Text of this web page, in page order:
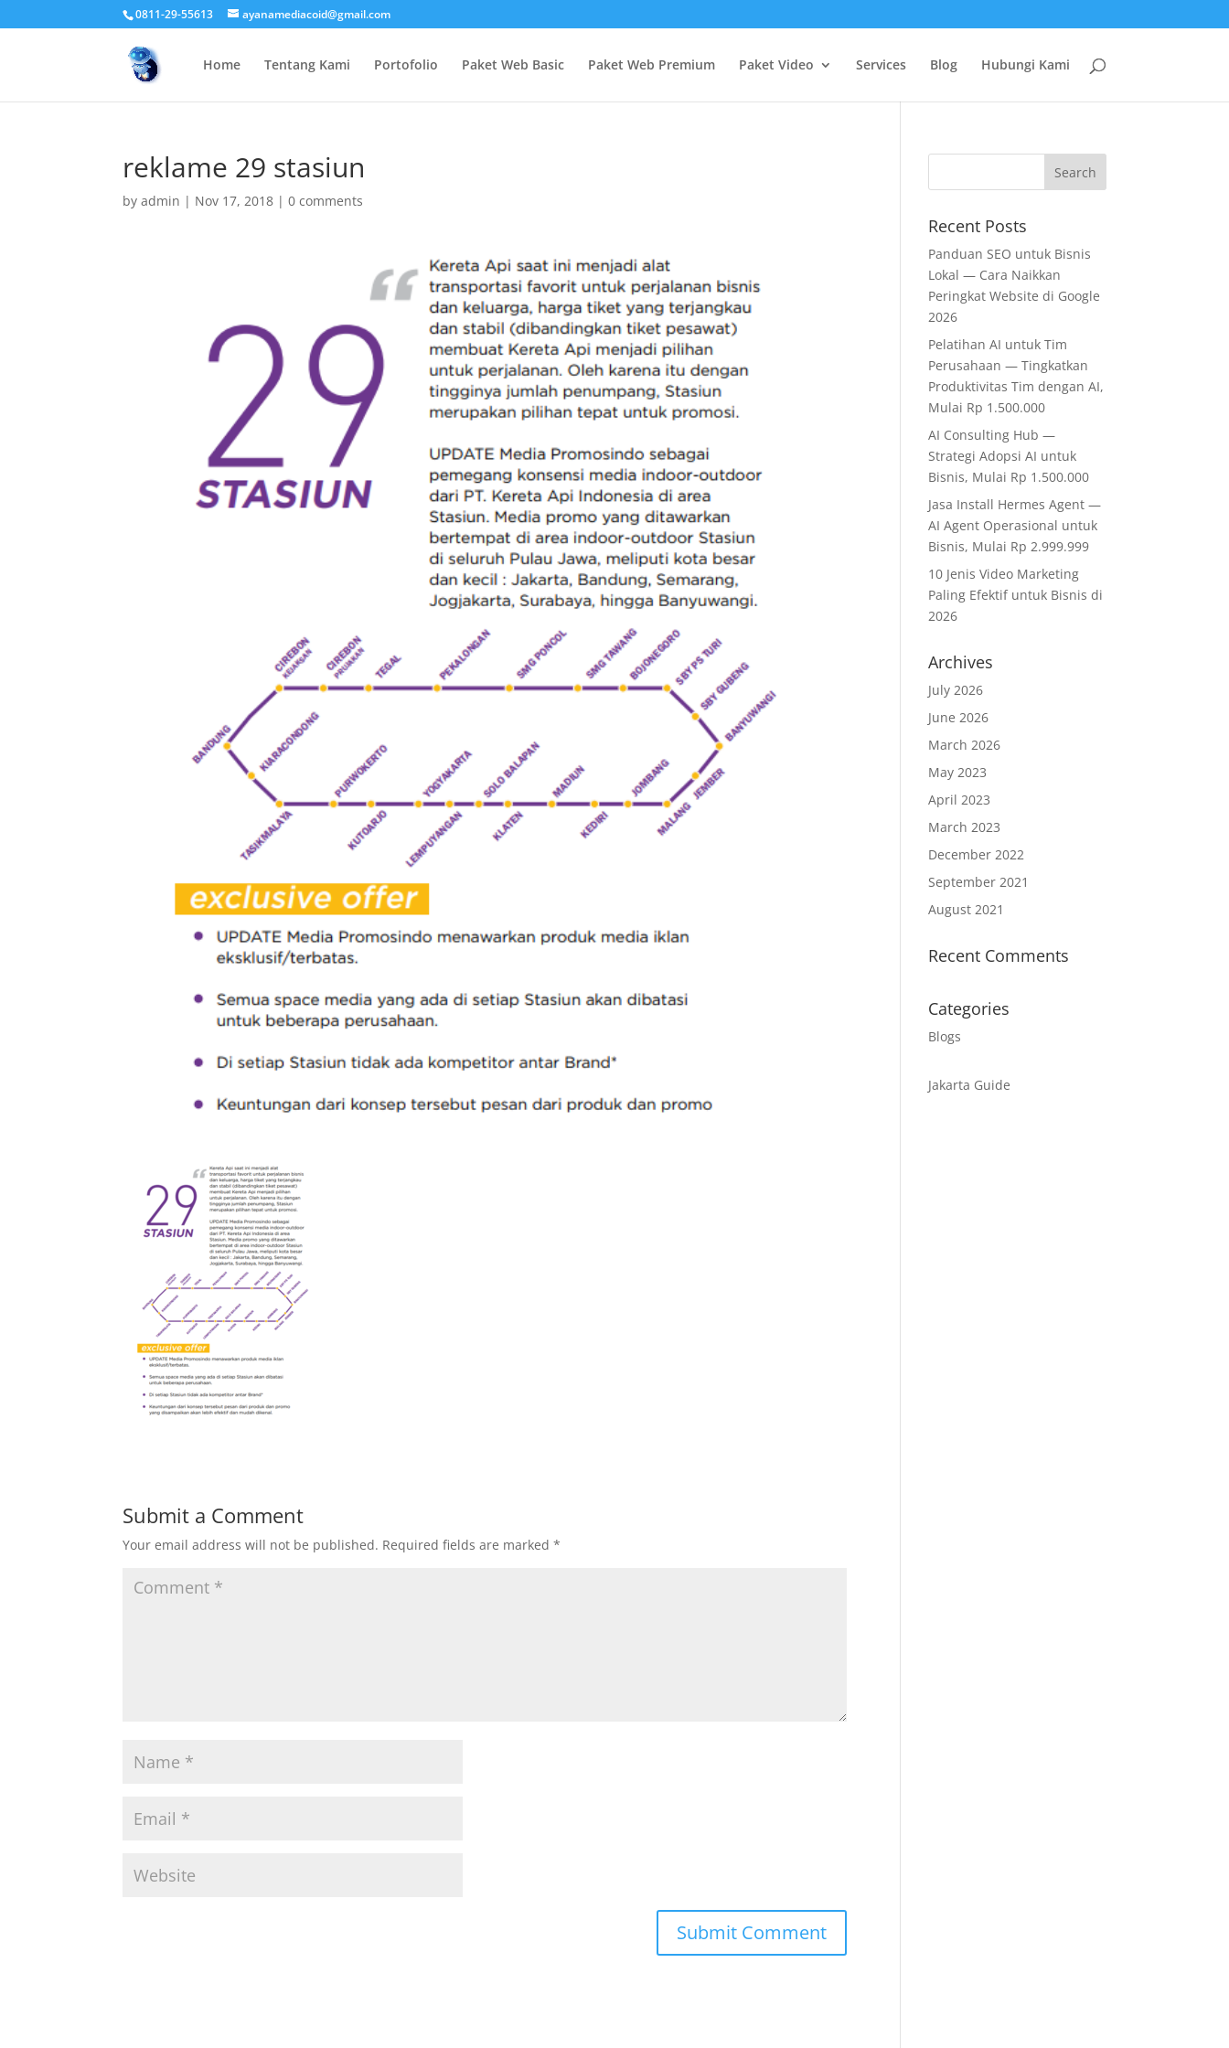
0811-29-55613 ayanamediacoid@gmail.com
Home Tentang Kami Portofolio Paket Web Basic Paket Web Premium Paket Video Services Blog Hubungi Kami
reklame 29 stasiun
byadmin | Nov 17, 2018 |0 comments
Submit a Comment
Your email address will not be published. Required fields are marked*
Recent Posts
Panduan SEO untuk Bisnis
Lokal — Cara Naikkan
Peringkat Website di Google
2026
Pelatihan AI untuk Tim
Perusahaan — Tingkatkan
Produktivitas Tim dengan AI,
Mulai Rp 1.500.000
AI Consulting Hub —
Strategi Adopsi AI untuk
Bisnis, Mulai Rp 1.500.000
Jasa Install Hermes Agent —
AI Agent Operasional untuk
Bisnis, Mulai Rp 2.999.999
10 Jenis Video Marketing
Paling Efektif untuk Bisnis di
2026
Archives
July 2026
June 2026
March 2026
May 2023
April 2023
March 2023
December 2022
September 2021
August 2021
Recent Comments
Categories
Blogs
Jakarta Guide